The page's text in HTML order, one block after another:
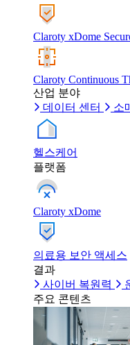
Claroty xDome
Claroty Continuous
산업 분야
데이터 센터
소
헬스케어
플랫폼
Claroty xDome
의료용 보안 액세스
결과
사이버 복원력
주요 콘텐츠